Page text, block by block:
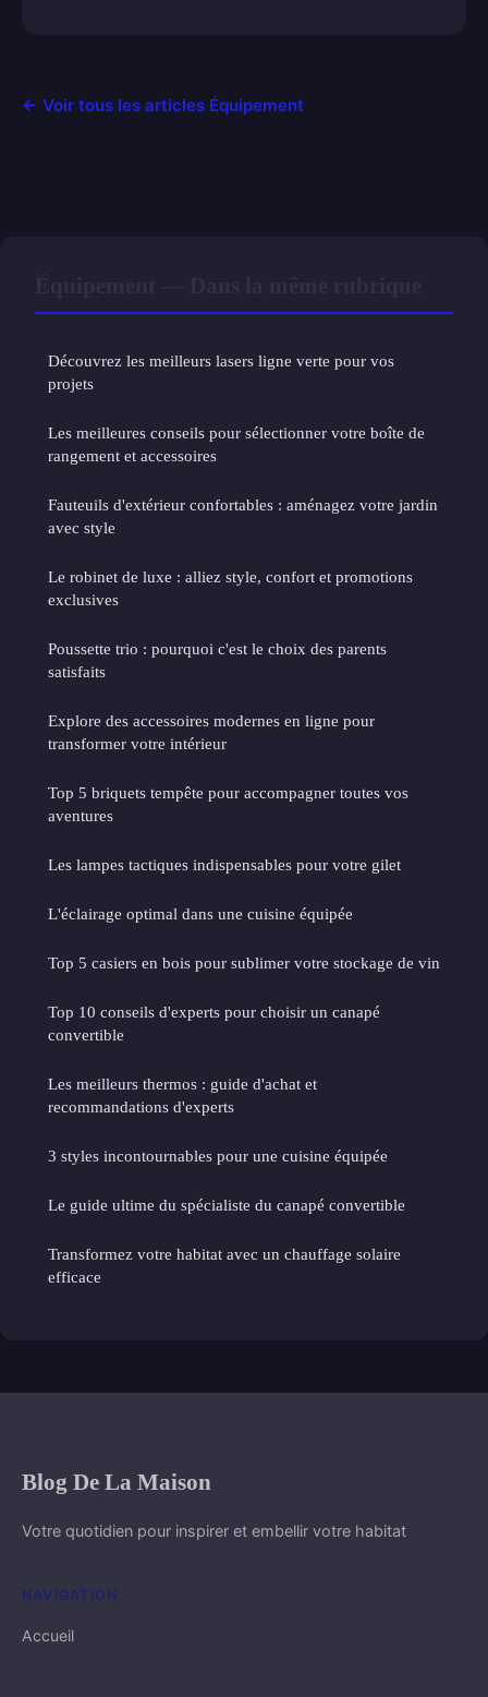
← Voir tous les articles Équipement
Découvrez les meilleurs lasers ligne verte pour vos
projets
Les meilleures conseils pour sélectionner votre boîte de
rangement et accessoires
Fauteuils d'extérieur confortables : aménagez votre jardin
avec style
Le robinet de luxe : alliez style, confort et promotions
exclusives
Poussette trio : pourquoi c'est le choix des parents
satisfaits
Explore des accessoires modernes en ligne pour
transformer votre intérieur
Top 5 briquets tempête pour accompagner toutes vos
aventures
Les lampes tactiques indispensables pour votre gilet
L'éclairage optimal dans une cuisine équipée
Top 5 casiers en bois pour sublimer votre stockage de vin
Top 10 conseils d'experts pour choisir un canapé
convertible
Les meilleurs thermos : guide d'achat et
recommandations d'experts
3 styles incontournables pour une cuisine équipée
Le guide ultime du spécialiste du canapé convertible
Transformez votre habitat avec un chauffage solaire
efficace
Blog De La Maison
Votre quotidien pour inspirer et embellir votre habitat
NAVIGATION
Accueil